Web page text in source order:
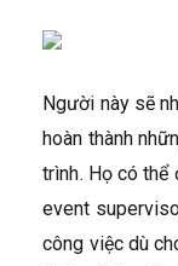
Người này sẽ
hoàn thành
trình. Họ có
event
công việc dù